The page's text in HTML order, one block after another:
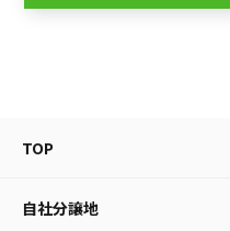
TOP
自社分譲地